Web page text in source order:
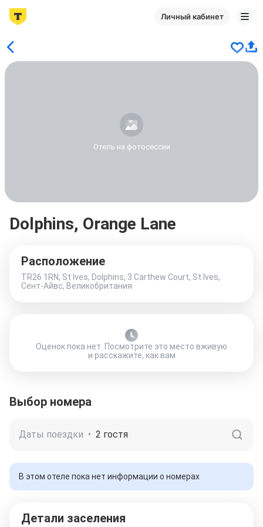
Личный кабинет
Отель на фотосессии
Dolphins, Orange Lane
Расположение
TR26 1RN, St Ives, Dolphins, 3 Carthew Court, St Ives,
Сент-Айвс, Великобритания
Оценок пока нет. Посмотрите это место вживую
и расскажите, как вам
Выбор номера
Даты поездки • 2 гостя
В этом отеле пока нет информации о номерах
Детали заселения